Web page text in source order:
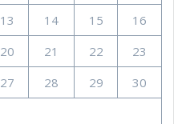
13 14 15
16
20 21 22
23
27 28 29
30